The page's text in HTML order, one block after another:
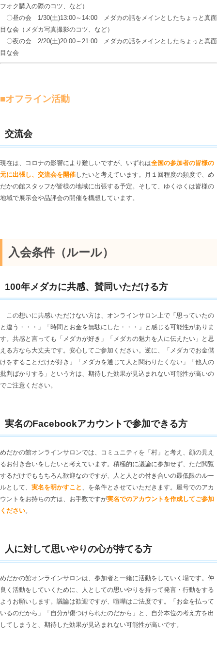
フオク購入の際のコツ、など）
〇昼の会 1/30(土)13:00～14:00 メダカの話をメインとしたちょっと真面
目な会（メダカ写真撮影のコツ、など）
〇夜の会 2/20(土)20:00～21:00 メダカの話をメインとしたちょっと真面
目な会
■オフライン活動
交流会
現在は、コロナの影響により難しいですが、いずれは全国の参加者の皆様の
元に出張し、交流会を開催したいと考えています。月１回程度の頻度で、め
だかの館スタッフが皆様の地域に出張する予定。そして、ゆくゆくは皆様の
地域で展示会や品評会の開催を構想しています。
入会条件（ルール）
100年メダカに共感、賛同いただける方
この想いに共感いただけない方は、オンラインサロン上で「思っていたの
と違う・・・」「時間とお金を無駄にした・・・」と感じる可能性がありま
す。共感と言っても「メダカが好き」「メダカの魅力を人に伝えたい」と思
える方なら大丈夫です。安心してご参加ください。逆に、「メダカでお金儲
けをすることだけが好き」「メダカを通じて人と関わりたくない」「他人の
批判ばかりする」という方は、期待した効果が見込まれない可能性が高いの
でご注意ください。
実名のFacebookアカウントで参加できる方
めだかの館オンラインサロンでは、コミュニティを「村」と考え、顔の見え
るお付き合いをしたいと考えています。積極的に議論に参加せず、ただ閲覧
するだけでももちろん歓迎なのですが、人と人との付き合いの最低限のルー
ルとして、 実名を明かすこと 、を条件とさせていただきます。屋号でのアカ
ウントをお持ちの方は、お手数ですが実名でのアカウントを作成してご参加
ください。
人に対して思いやりの心が持てる方
めだかの館オンラインサロンは、参加者と一緒に活動をしていく場です。仲
良く活動をしていくために、人としての思いやりを持って発言・行動をする
ようお願いします。議論は歓迎ですが、喧嘩はご法度です。「お金を払って
いるのだから」「自分が傷つけられたのだから」と、自分本位の考え方を出
してしまうと、期待した効果が見込まれない可能性が高いです。